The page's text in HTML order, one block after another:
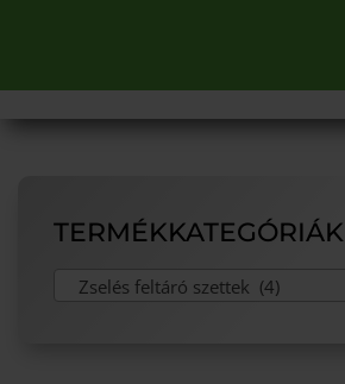
TERMÉKKATEGÓRIÁK
Zselés feltáró szettek (4)